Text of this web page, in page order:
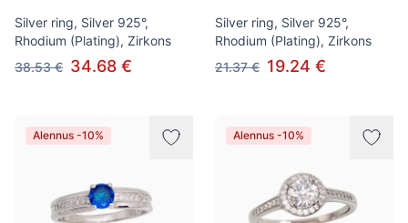
Silver ring, Silver 925°,
Rhodium (Plating), Zirkons
38.53 € 34.68 €
Silver ring, Silver 925°,
Rhodium (Plating), Zirkons
21.37 € 19.24 €
Alennus -10% Alennus -10%